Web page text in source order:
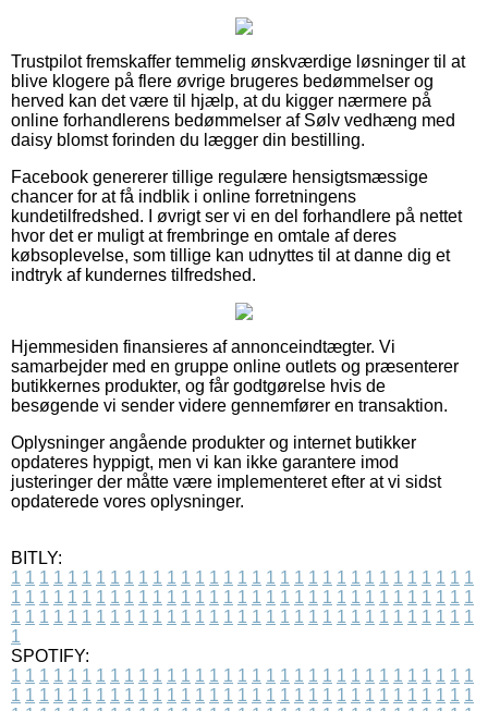
Trustpilot fremskaffer temmelig ønskværdige løsninger til at
blive klogere på flere øvrige brugeres bedømmelser og
herved kan det være til hjælp, at du kigger nærmere på
online forhandlerens bedømmelser af Sølv vedhæng med
daisy blomst forinden du lægger din bestilling.
Facebook genererer tillige regulære hensigtsmæssige
chancer for at få indblik i online forretningens
kundetilfredshed. I øvrigt ser vi en del forhandlere på nettet
hvor det er muligt at frembringe en omtale af deres
købsoplevelse, som tillige kan udnyttes til at danne dig et
indtryk af kundernes tilfredshed.
Hjemmesiden finansieres af annonceindtægter. Vi
samarbejder med en gruppe online outlets og præsenterer
butikkernes produkter, og får godtgørelse hvis de
besøgende vi sender videre gennemfører en transaktion.
Oplysninger angående produkter og internet butikker
opdateres hyppigt, men vi kan ikke garantere imod
justeringer der måtte være implementeret efter at vi sidst
opdaterede vores oplysninger.
BITLY:
1 1 1 1 1 1 1 1 1 1 1 1 1 1 1 1 1 1 1 1 1 1 1 1 1 1 1 1 1 1 1 1 1
1 1 1 1 1 1 1 1 1 1 1 1 1 1 1 1 1 1 1 1 1 1 1 1 1 1 1 1 1 1 1 1 1
1 1 1 1 1 1 1 1 1 1 1 1 1 1 1 1 1 1 1 1 1 1 1 1 1 1 1 1 1 1 1 1 1
1
SPOTIFY:
1 1 1 1 1 1 1 1 1 1 1 1 1 1 1 1 1 1 1 1 1 1 1 1 1 1 1 1 1 1 1 1 1
1 1 1 1 1 1 1 1 1 1 1 1 1 1 1 1 1 1 1 1 1 1 1 1 1 1 1 1 1 1 1 1 1